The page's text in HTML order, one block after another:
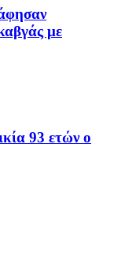
με
93 ετών ο